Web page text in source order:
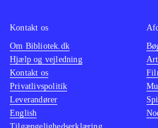
Der er udelukkende
singleplayer og ingen
Spillet kan gennemføres på
I opbygning, plot og grafik
spillet andre Springdale-spil
Ud over engene og Over
Kontakt os
Om Bibliotek.dk
Hjælp og vejledning
Kontakt os
Privatlivspolitik
Leverandører
English